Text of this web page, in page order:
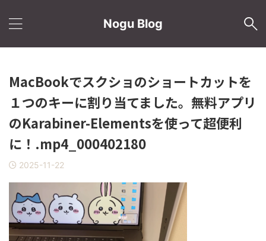
Nogu Blog
MacBookでスクショのショートカットを
１つのキーに割り当てました。無料アプリ
のKarabiner-Elementsを使って超便利
に！.mp4_000402180
2025-11-22